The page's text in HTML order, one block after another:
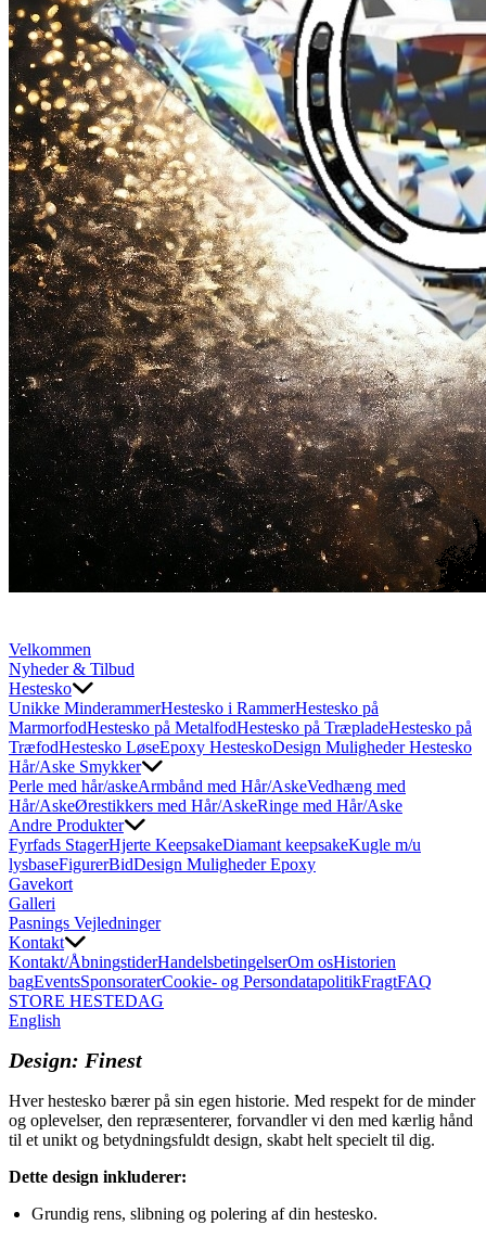
Velkommen
Nyheder & Tilbud
Hestesko
Unikke MinderammerHestesko i RammerHestesko på
MarmorfodHestesko på MetalfodHestesko på TræpladeHestesko på
TræfodHestesko LøseEpoxy HesteskoDesign Muligheder Hestesko
Hår/Aske Smykker
Perle med hår/askeArmbånd med Hår/AskeVedhæng med
Hår/AskeØrestikkers med Hår/AskeRinge med Hår/Aske
Andre Produkter
Fyrfads StagerHjerte KeepsakeDiamant keepsakeKugle m/u
lysbaseFigurerBidDesign Muligheder Epoxy
Gavekort
Galleri
Pasnings Vejledninger
Kontakt
Kontakt/ÅbningstiderHandelsbetingelserOm osHistorien
bagEventsSponsoraterCookie- og PersondatapolitikFragtFAQ
STORE HESTEDAG
English
Design: Finest
Hver hestesko bærer på sin egen historie. Med respekt for de minder
og oplevelser, den repræsenterer, forvandler vi den med kærlig hånd
til et unikt og betydningsfuldt design, skabt helt specielt til dig.
Dette design inkluderer:
Grundig rens, slibning og polering af din hestesko.